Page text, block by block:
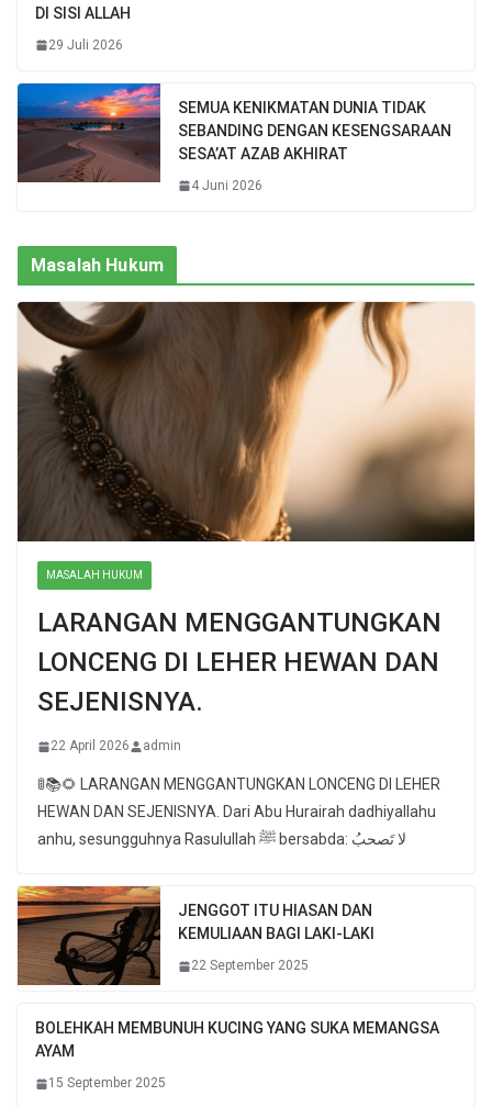
DI SISI ALLAH
29 Juli 2026
SEMUA KENIKMATAN DUNIA TIDAK
SEBANDING DENGAN KESENGSARAAN
SESA’AT AZAB AKHIRAT
4 Juni 2026
Masalah Hukum
MASALAH HUKUM
LARANGAN MENGGANTUNGKAN
LONCENG DI LEHER HEWAN DAN
SEJENISNYA.
22 April 2026 admin
🚦📚🌻 LARANGAN MENGGANTUNGKAN LONCENG DI LEHER
HEWAN DAN SEJENISNYA. Dari Abu Hurairah dadhiyallahu
anhu, sesungguhnya Rasulullah ﷺ bersabda: لا تَصحبُ
JENGGOT ITU HIASAN DAN
KEMULIAAN BAGI LAKI-LAKI
22 September 2025
BOLEHKAH MEMBUNUH KUCING YANG SUKA MEMANGSA
AYAM
15 September 2025